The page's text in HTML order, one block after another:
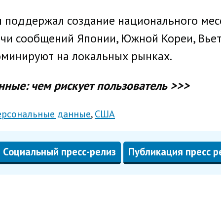
создание национального
сообщений Японии, Южной Кореи,
на локальных рынках.
чем рискует пользователь >>>
данные США
Социальный пресс-релиз Публикация пресс